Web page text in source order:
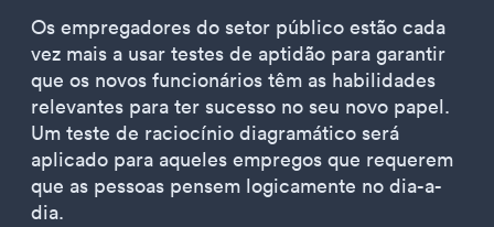
Os empregadores do setor público estão cada
vez mais a usar testes de aptidão para garantir
que os novos funcionários têm as habilidades
relevantes para ter sucesso no seu novo papel.
Um teste de raciocínio diagramático será
aplicado para aqueles empregos que requerem
que as pessoas pensem logicamente no dia-a-
dia.